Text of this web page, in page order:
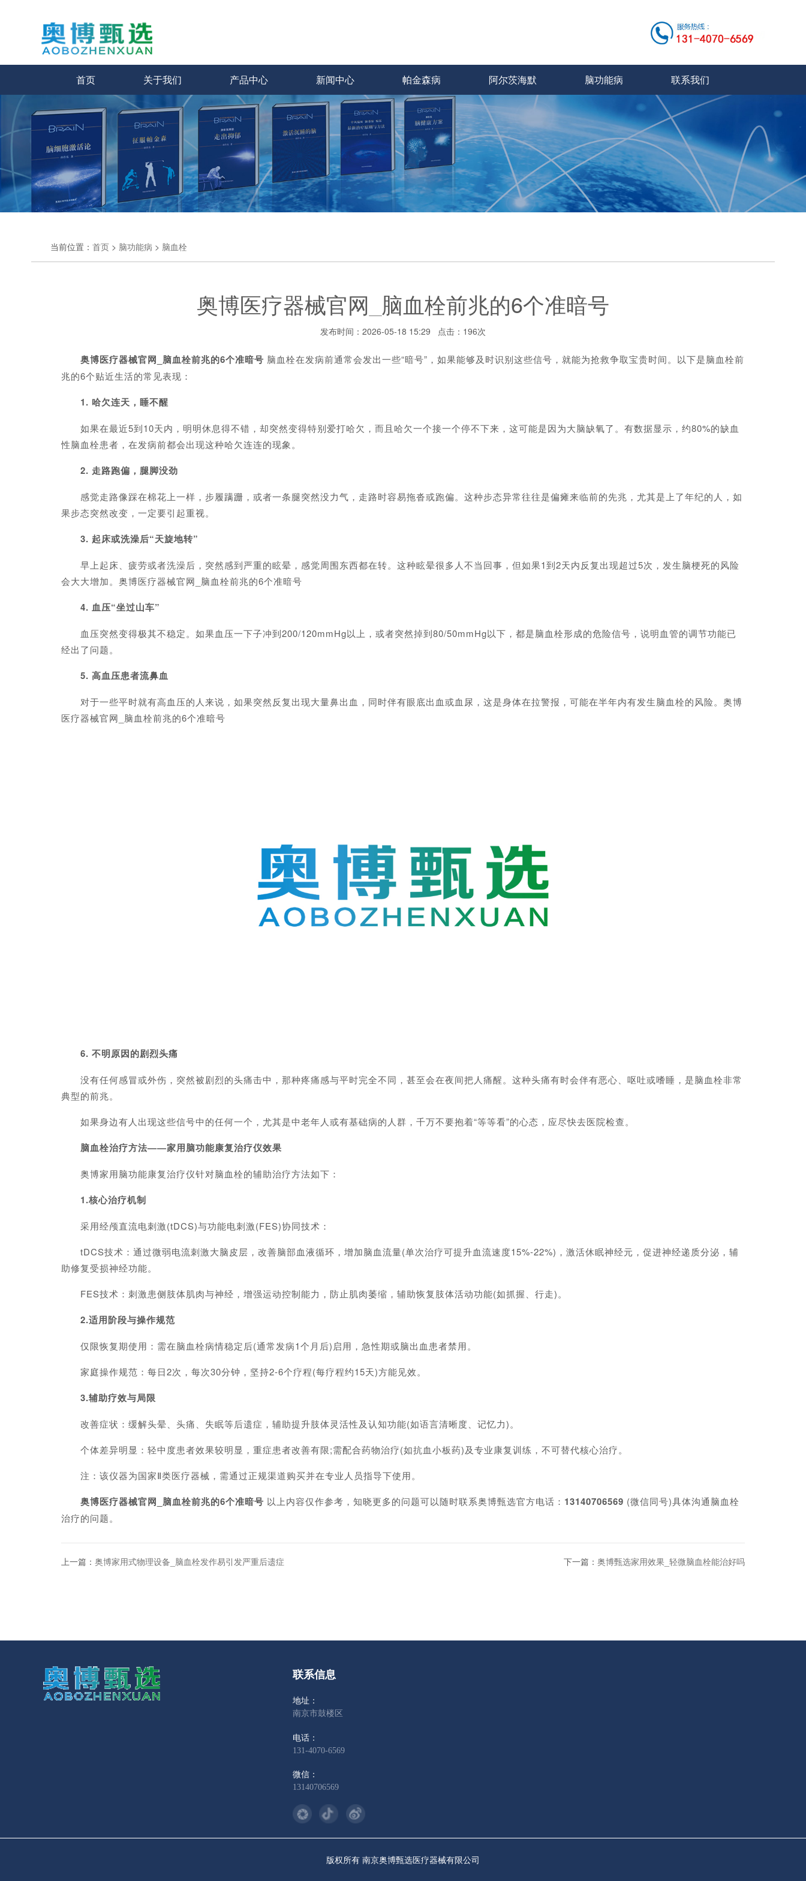
首页 关于我们 产品中心 新闻中心 帕金森病 阿尔茨海默 脑功能病 联系我们
当前位置： 首页 > 脑功能病 > 脑血栓
奥博医疗器械官网_脑血栓前兆的6个准暗号
发布时间：2026-05-18 15:29 点击：196次
奥博医疗器械官网_ 脑血栓前兆的6个准暗号 脑血栓在发病前通常会发出一些“暗号”，如果能够及时识别这些信号，就能为抢救争取宝贵时间。以下是脑血栓前
兆的6个贴近生活的常见表现：
1. 哈欠连天，睡不醒
如果在最近5到10天内，明明休息得不错，却突然变得特别爱打哈欠，而且哈欠一个接一个停不下来，这可能是因为大脑缺氧了。有数据显示，约80%的缺血
性脑血栓患者，在发病前都会出现这种哈欠连连的现象。
2. 走路跑偏，腿脚没劲
感觉走路像踩在棉花上一样，步履蹒跚，或者一条腿突然没力气，走路时容易拖沓或跑偏。这种步态异常往往是偏瘫来临前的先兆，尤其是上了年纪的人，如
果步态突然改变，一定要引起重视。
3. 起床或洗澡后“天旋地转”
早上起床、疲劳或者洗澡后，突然感到严重的眩晕，感觉周围东西都在转。这种眩晕很多人不当回事，但如果1到2天内反复出现超过5次，发生脑梗死的风险
会大大增加。奥博医疗器械官网_脑血栓前兆的6个准暗号
4. 血压“坐过山车”
血压突然变得极其不稳定。如果血压一下子冲到200/120mmHg以上，或者突然掉到80/50mmHg以下，都是脑血栓形成的危险信号，说明血管的调节功能已
经出了问题。
5. 高血压患者流鼻血
对于一些平时就有高血压的人来说，如果突然反复出现大量鼻出血，同时伴有眼底出血或血尿，这是身体在拉警报，可能在半年内有发生脑血栓的风险。奥博
医疗器械官网_脑血栓前兆的6个准暗号
6. 不明原因的剧烈头痛
没有任何感冒或外伤，突然被剧烈的头痛击中，那种疼痛感与平时完全不同，甚至会在夜间把人痛醒。这种头痛有时会伴有恶心、呕吐或嗜睡，是脑血栓非常
典型的前兆。
如果身边有人出现这些信号中的任何一个，尤其是中老年人或有基础病的人群，千万不要抱着“等等看”的心态，应尽快去医院检查。
脑血栓治疗方法——家用脑功能康复治疗仪效果
奥博家用脑功能康复治疗仪针对脑血栓的辅助治疗方法如下：
1.核心治疗机制
采用经颅直流电刺激(tDCS)与功能电刺激(FES)协同技术：
tDCS技术：通过微弱电流刺激大脑皮层，改善脑部血液循环，增加脑血流量(单次治疗可提升血流速度15%-22%)，激活休眠神经元，促进神经递质分泌，辅
助修复受损神经功能。
FES技术：刺激患侧肢体肌肉与神经，增强运动控制能力，防止肌肉萎缩，辅助恢复肢体活动功能(如抓握、行走)。
2.适用阶段与操作规范
仅限恢复期使用：需在脑血栓病情稳定后(通常发病1个月后)启用，急性期或脑出血患者禁用。
家庭操作规范：每日2次，每次30分钟，坚持2-6个疗程(每疗程约15天)方能见效。
3.辅助疗效与局限
改善症状：缓解头晕、头痛、失眠等后遗症，辅助提升肢体灵活性及认知功能(如语言清晰度、记忆力)。
个体差异明显：轻中度患者效果较明显，重症患者改善有限;需配合药物治疗(如抗血小板药)及专业康复训练，不可替代核心治疗。
注：该仪器为国家Ⅱ类医疗器械，需通过正规渠道购买并在专业人员指导下使用。
奥博医疗器械官网_脑血栓前兆的6个准暗号 以上内容仅作参考，知晓更多的问题可以随时联系奥博甄选官方电话： 13140706569 (微信同号)具体沟通脑血栓
治疗的问题。
上一篇： 奥博家用式物理设备_脑血栓发作易引发严重后遗症 下一篇： 奥博甄选家用效果_轻微脑血栓能治好吗
联系信息
地址：
南京市鼓楼区
电话：
131-4070-6569
微信：
13140706569
版权所有 南京奥博甄选医疗器械有限公司